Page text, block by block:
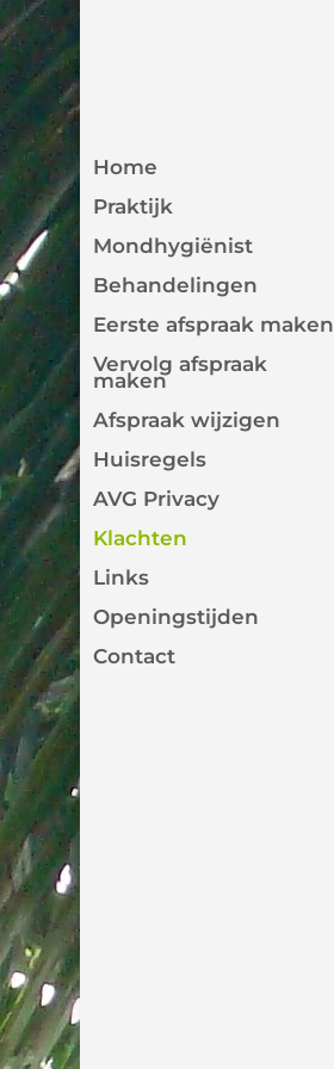
Home
Praktijk
Mondhygiënist
Behandelingen
Eerste afspraak maken
Vervolg afspraak
maken
Afspraak wijzigen
Huisregels
AVG Privacy
Klachten
Links
Openingstijden
Contact